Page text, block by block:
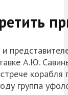
А.Ю.
группа